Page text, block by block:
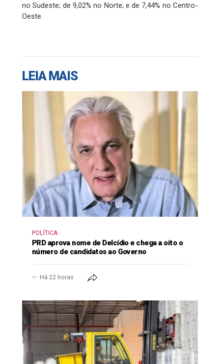
no Sudeste; de 9,02% no Norte; e de 7,44% no Centro-
Oeste.
LEIA MAIS
POLÍTICA
PRD aprova nome de Delcídio e chega a oito o
número de candidatos ao Governo
Há 22 horas